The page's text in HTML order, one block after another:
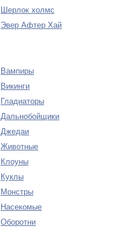
Шерлок холмс
Эвер Афтер Хай
Вампиры
Викинги
Гладиаторы
Дальнобойщики
Джедаи
Животные
Клоуны
Куклы
Монстры
Насекомые
Оборотни